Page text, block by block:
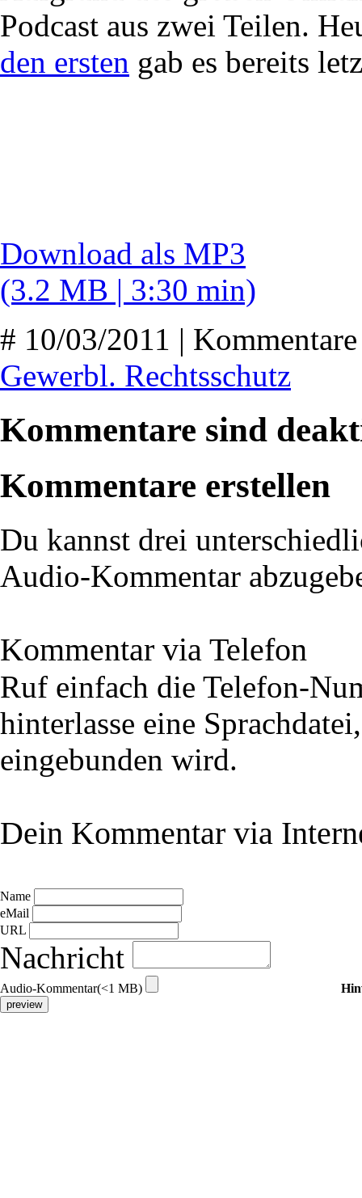
Podcast aus zwei Teilen.
den ersten gab es bereits
Download als MP3
(3.2 MB | 3:30 min)
# 10/03/2011 |
Gewerbl. Rechtsschutz
Kommentare sind
Kommentare erstellen
Du kannst drei
Audio-Kommentar
Kommentar via Telefon
Ruf einfach die Telefon-
hinterlasse eine
eingebunden wird.
Dein Kommentar via
Name
eMail
URL
Nachricht
Audio-Kommentar(<1 MB)